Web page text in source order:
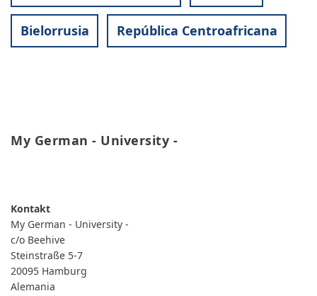
Bielorrusia República Centroafricana
My German - University -
UNIVERSITY
-
My German - University -
c/o Beehive
Steinstraße 5-7
20095 Hamburg
Alemania